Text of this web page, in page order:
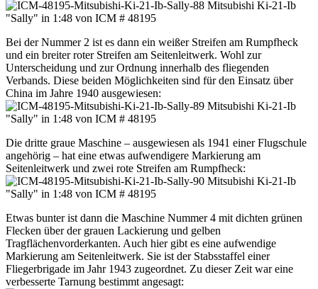
Bei der Nummer 2 ist es dann ein weißer Streifen am Rumpfheck
und ein breiter roter Streifen am Seitenleitwerk. Wohl zur
Unterscheidung und zur Ordnung innerhalb des fliegenden
Verbands. Diese beiden Möglichkeiten sind für den Einsatz über
China im Jahre 1940 ausgewiesen:
Die dritte graue Maschine – ausgewiesen als 1941 einer Flugschule
angehörig – hat eine etwas aufwendigere Markierung am
Seitenleitwerk und zwei rote Streifen am Rumpfheck:
Etwas bunter ist dann die Maschine Nummer 4 mit dichten grünen
Flecken über der grauen Lackierung und gelben
Tragflächenvorderkanten. Auch hier gibt es eine aufwendige
Markierung am Seitenleitwerk. Sie ist der Stabsstaffel einer
Fliegerbrigade im Jahr 1943 zugeordnet. Zu dieser Zeit war eine
verbesserte Tarnung bestimmt angesagt: